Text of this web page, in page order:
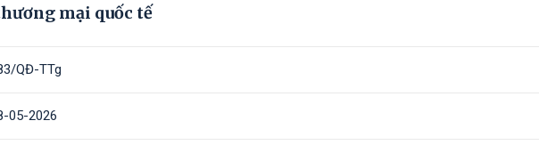
mại quốc tế
QĐ-TTg
05-2026